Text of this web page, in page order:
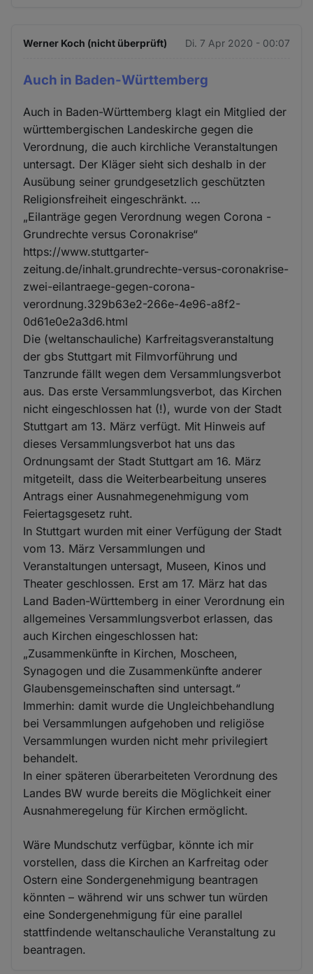
Werner Koch (nicht überprüft) Di. 7 Apr 2020 - 00:07
Auch in Baden-Württemberg
Auch in Baden-Württemberg klagt ein Mitglied der
württembergischen Landeskirche gegen die
Verordnung, die auch kirchliche Veranstaltungen
untersagt. Der Kläger sieht sich deshalb in der
Ausübung seiner grundgesetzlich geschützten
Religionsfreiheit eingeschränkt. …
„Eilanträge gegen Verordnung wegen Corona -
Grundrechte versus Coronakrise“
https://www.stuttgarter-
zeitung.de/inhalt.grundrechte-versus-coronakrise-
zwei-eilantraege-gegen-corona-
verordnung.329b63e2-266e-4e96-a8f2-
0d61e0e2a3d6.html
Die (weltanschauliche) Karfreitagsveranstaltung
der gbs Stuttgart mit Filmvorführung und
Tanzrunde fällt wegen dem Versammlungsverbot
aus. Das erste Versammlungsverbot, das Kirchen
nicht eingeschlossen hat (!), wurde von der Stadt
Stuttgart am 13. März verfügt. Mit Hinweis auf
dieses Versammlungsverbot hat uns das
Ordnungsamt der Stadt Stuttgart am 16. März
mitgeteilt, dass die Weiterbearbeitung unseres
Antrags einer Ausnahmegenehmigung vom
Feiertagsgesetz ruht.
In Stuttgart wurden mit einer Verfügung der Stadt
vom 13. März Versammlungen und
Veranstaltungen untersagt, Museen, Kinos und
Theater geschlossen. Erst am 17. März hat das
Land Baden-Württemberg in einer Verordnung ein
allgemeines Versammlungsverbot erlassen, das
auch Kirchen eingeschlossen hat:
„Zusammenkünfte in Kirchen, Moscheen,
Synagogen und die Zusammenkünfte anderer
Glaubensgemeinschaften sind untersagt.“
Immerhin: damit wurde die Ungleichbehandlung
bei Versammlungen aufgehoben und religiöse
Versammlungen wurden nicht mehr privilegiert
behandelt.
In einer späteren überarbeiteten Verordnung des
Landes BW wurde bereits die Möglichkeit einer
Ausnahmeregelung für Kirchen ermöglicht.
Wäre Mundschutz verfügbar, könnte ich mir
vorstellen, dass die Kirchen an Karfreitag oder
Ostern eine Sondergenehmigung beantragen
könnten – während wir uns schwer tun würden
eine Sondergenehmigung für eine parallel
stattfindende weltanschauliche Veranstaltung zu
beantragen.